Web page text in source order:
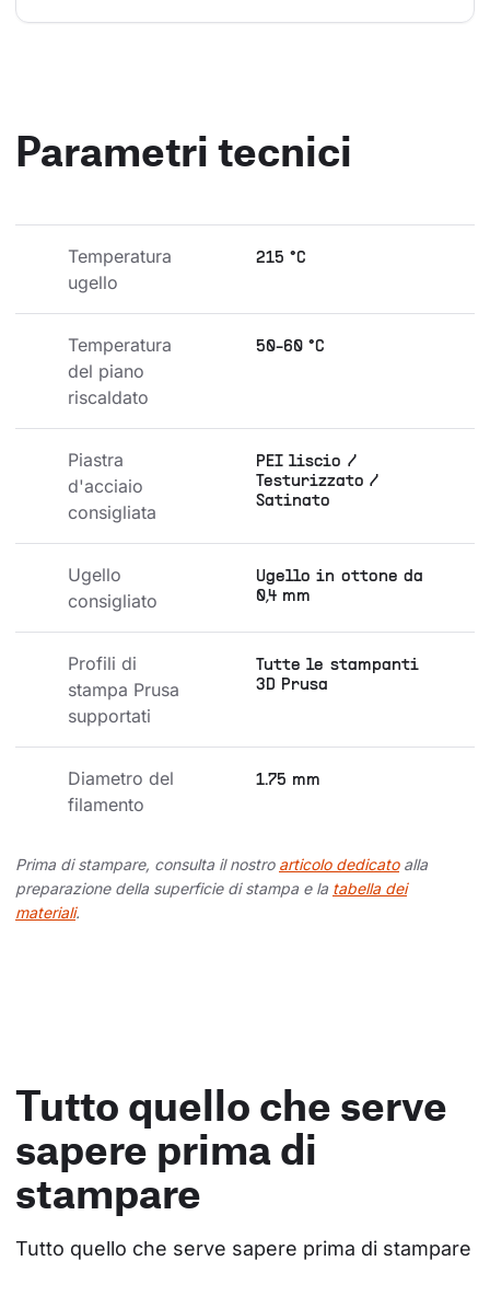
Parametri tecnici
Temperatura
ugello
215 °C
Temperatura
del piano
riscaldato
50-60 °C
Piastra
d'acciaio
consigliata
PEI liscio /
Testurizzato /
Satinato
Ugello
consigliato
Ugello in ottone da
0,4 mm
Profili di
stampa Prusa
supportati
Tutte le stampanti
3D Prusa
Diametro del
filamento
1.75 mm
Prima di stampare, consulta il nostro articolo dedicatoalla
preparazione della superficie di stampa e la tabella dei
materiali.
Tutto quello che serve
sapere prima di
stampare
Tutto quello che serve sapere prima di stampare